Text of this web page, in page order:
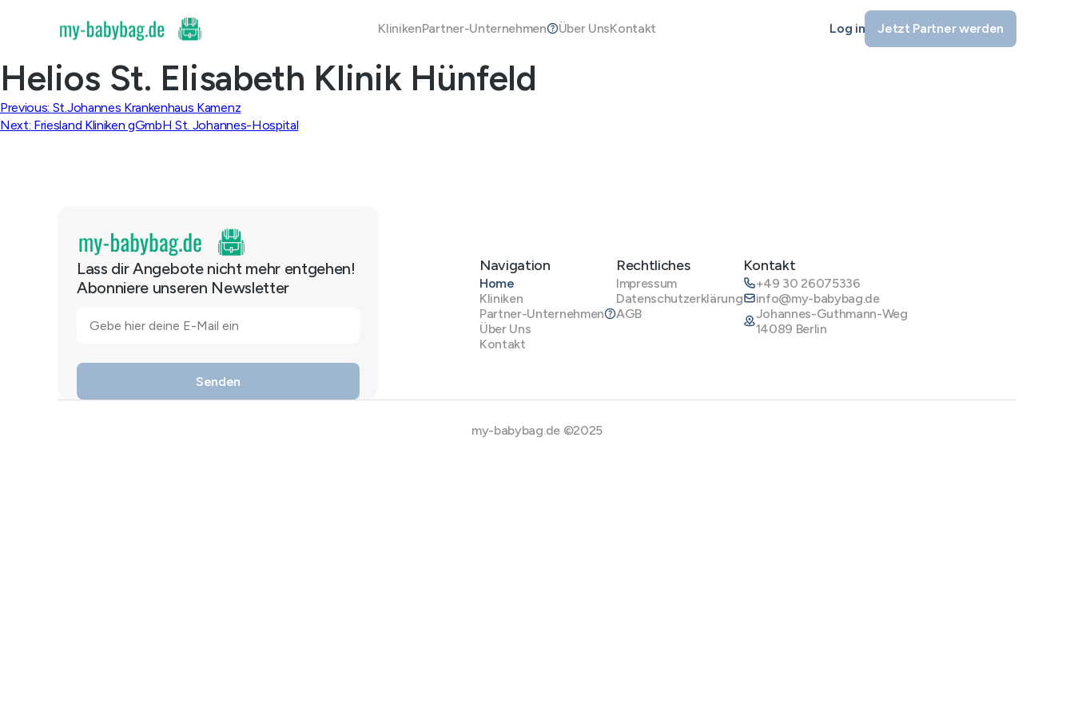
KlinikenPartner-Unternehmen Über UnsKontakt Log in Jetzt Partner werden
Helios St. Elisabeth Klinik Hünfeld
Beitragsnavigation
Previous: St.Johannes Krankenhaus Kamenz
Next: Friesland Kliniken gGmbH St. Johannes-Hospital
Lass dir Angebote nicht mehr entgehen!
Abonniere unseren Newsletter
Navigation
Home
Kliniken
Partner-Unternehmen
Über Uns
Kontakt
Rechtliches
Impressum
Datenschutzerklärung
AGB
Kontakt
+49 30 26075336
info@my-babybag.de
Johannes-Guthmann-Weg
14089 Berlin
my-babybag.de ©2025